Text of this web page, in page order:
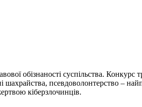
обізнаності суспільства. Конкурс
шахрайства, псевдоволонтерство –
кіберзлочинців.